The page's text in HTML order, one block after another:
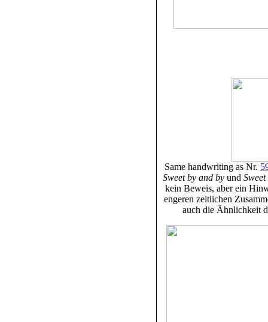
Same handwriting as Nr.
Sweet by and byund
kein Beweis, aber ein
engeren zeitlichen
auch die Ähnlichkeit